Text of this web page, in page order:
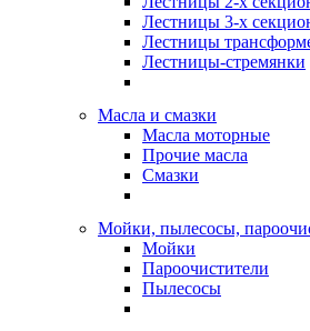
Лестницы 3-х
Лестницы
Лестницы-стремянки
Масла и смазки
Масла моторные
Прочие масла
Смазки
Мойки, пылесосы,
Мойки
Пароочистители
Пылесосы